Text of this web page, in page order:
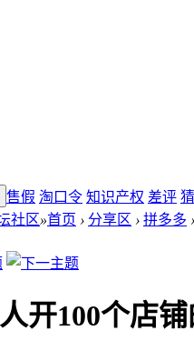
售假 淘口令 知识产权 差评
社区»首页 › 分享区 › 拼多多 ›
开100个店